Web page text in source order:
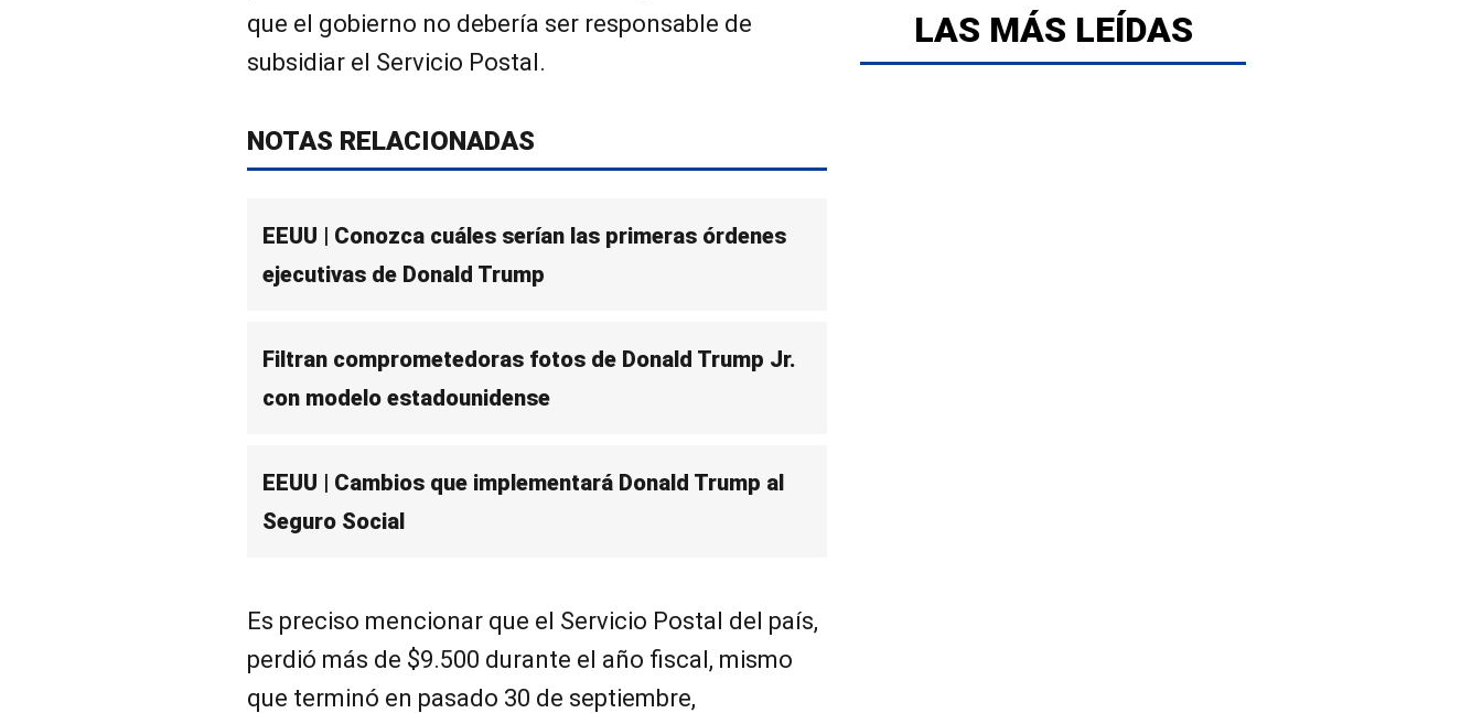
que el gobierno no debería ser responsable de
subsidiar el Servicio Postal.
NOTAS RELACIONADAS
EEUU | Conozca cuáles serían las primeras órdenes
ejecutivas de Donald Trump
Filtran comprometedoras fotos de Donald Trump Jr.
con modelo estadounidense
EEUU | Cambios que implementará Donald Trump al
Seguro Social
Es preciso mencionar que el Servicio Postal del país,
perdió más de $9.500 durante el año fiscal, mismo
que terminó en pasado 30 de septiembre,
LAS MÁS LEÍDAS